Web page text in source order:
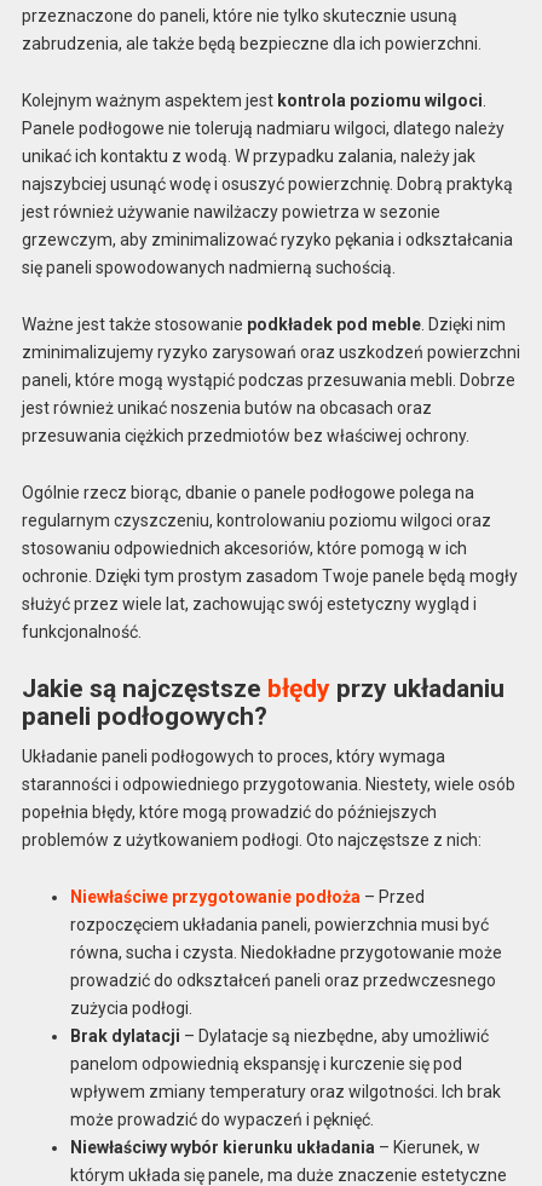
przeznaczone do paneli, które nie tylko skutecznie usuną
zabrudzenia, ale także będą bezpieczne dla ich powierzchni.
Kolejnym ważnym aspektem jest kontrola poziomu wilgoci.
Panele podłogowe nie tolerują nadmiaru wilgoci, dlatego należy
unikać ich kontaktu z wodą. W przypadku zalania, należy jak
najszybciej usunąć wodę i osuszyć powierzchnię. Dobrą praktyką
jest również używanie nawilżaczy powietrza w sezonie
grzewczym, aby zminimalizować ryzyko pękania i odkształcania
się paneli spowodowanych nadmierną suchością.
Ważne jest także stosowanie podkładek pod meble. Dzięki nim
zminimalizujemy ryzyko zarysowań oraz uszkodzeń powierzchni
paneli, które mogą wystąpić podczas przesuwania mebli. Dobrze
jest również unikać noszenia butów na obcasach oraz
przesuwania ciężkich przedmiotów bez właściwej ochrony.
Ogólnie rzecz biorąc, dbanie o panele podłogowe polega na
regularnym czyszczeniu, kontrolowaniu poziomu wilgoci oraz
stosowaniu odpowiednich akcesoriów, które pomogą w ich
ochronie. Dzięki tym prostym zasadom Twoje panele będą mogły
służyć przez wiele lat, zachowując swój estetyczny wygląd i
funkcjonalność.
Jakie są najczęstsze błędyprzy układaniu
paneli podłogowych?
Układanie paneli podłogowych to proces, który wymaga
staranności i odpowiedniego przygotowania. Niestety, wiele osób
popełnia błędy, które mogą prowadzić do późniejszych
problemów z użytkowaniem podłogi. Oto najczęstsze z nich:
Niewłaściwe przygotowanie podłoża – Przed
rozpoczęciem układania paneli, powierzchnia musi być
równa, sucha i czysta. Niedokładne przygotowanie może
prowadzić do odkształceń paneli oraz przedwczesnego
zużycia podłogi.
Brak dylatacji – Dylatacje są niezbędne, aby umożliwić
panelom odpowiednią ekspansję i kurczenie się pod
wpływem zmiany temperatury oraz wilgotności. Ich brak
może prowadzić do wypaczeń i pęknięć.
Niewłaściwy wybór kierunku układania – Kierunek, w
którym układa się panele, ma duże znaczenie estetyczne